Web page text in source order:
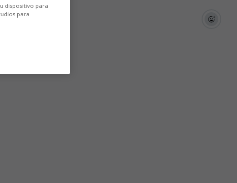
dispositivo para
para